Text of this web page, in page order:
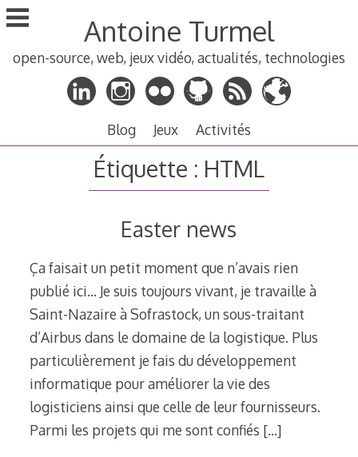
Aller
au
principal
Antoine Turmel
open-source, web, jeux vidéo, actualités, technologies
Blog Jeux Activités
Étiquette : HTML
Easter news
Ça faisait un petit moment que n’avais rien
publié ici… Je suis toujours vivant, je travaille à
Saint-Nazaire à Sofrastock, un sous-traitant
d’Airbus dans le domaine de la logistique. Plus
particulièrement je fais du développement
informatique pour améliorer la vie des
logisticiens ainsi que celle de leur fournisseurs.
Parmi les projets qui me sont confiés […]